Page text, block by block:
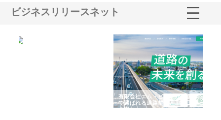
ビジネスリリースネット
有限会社松幸商店が手がける織
ネームと下げ札の製造技術
北海道軽金属株
フライとテーパ
用ページを新設